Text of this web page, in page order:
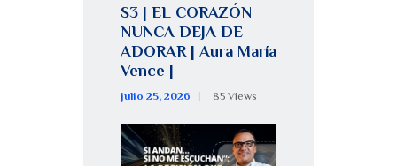
S3 | EL CORAZÓN
NUNCA DEJA DE
ADORAR | Aura María
Vence |
julio 25, 2026 85 Views